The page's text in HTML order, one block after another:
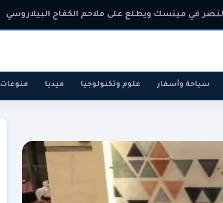
في مينسك ويطلع على ملاحم الكفاح البيلاروسي
سياحة وأسفار علوم وتكنولوجيا ميديا منوعات